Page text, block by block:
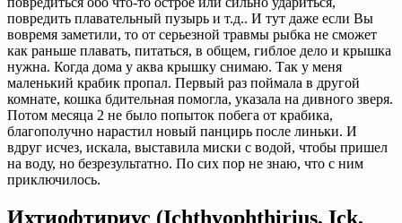
повредить плавательный пузырь и т.д.. И тут даже если Вы
вовремя заметили, то от серьезной травмы рыбка не сможет
как раньше плавать, питаться, в общем, гиблое дело и крышка
нужна. Когда дома у аква крышку снимаю. Так у меня
маленький крабик пропал. Первый раз поймала в другой
комнате, кошка бдительная помогла, указала на дивного зверя.
Потом месяца 2 не было попыток побега от крабика,
благополучно нарастил новый панцирь после линьки. И
вдруг исчез, искала, выставила миски с водой, чтобы пришел
на воду, но безрезультатно. По сих пор не знаю, что с ним
приключилось.
Ихтиофтириус (Ichthyophthirius, Ick,